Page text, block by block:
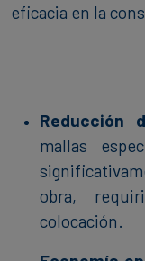
eficacia en la
Reducción
mallas
obra,
colocación.